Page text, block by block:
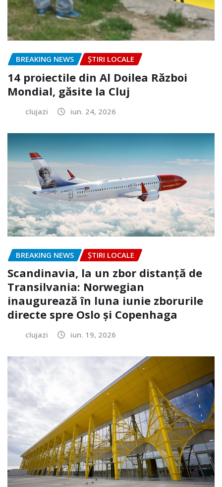
BREAKING NEWS ȘTIRI LOCALE
14 proiectile din Al Doilea Război
Mondial, găsite la Cluj
clujazi iun. 24, 2026
BREAKING NEWS ȘTIRI LOCALE
Scandinavia, la un zbor distanță de
Transilvania: Norwegian
inaugurează în luna iunie zborurile
directe spre Oslo și Copenhaga
clujazi iun. 19, 2026